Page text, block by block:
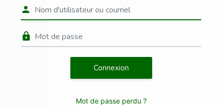
Nom d'utilisateur ou courriel
Connexion
Mot de passe perdu ?